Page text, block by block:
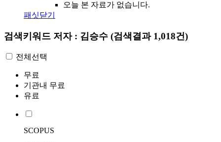
오늘 본 자료가 없습니다.
패싯닫기
검색키워드 저자 : 김승수 (검색결과 1,018건)
전체선택
무료
기관내 무료
유료
SCOPUS